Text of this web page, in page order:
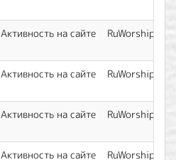
Активность на сайте RuWorship
Активность на сайте RuWorship
Активность на сайте RuWorship
Активность на сайте RuWorship